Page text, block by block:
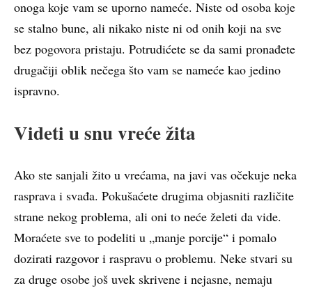
onoga koje vam se uporno nameće. Niste od osoba koje
se stalno bune, ali nikako niste ni od onih koji na sve
bez pogovora pristaju. Potrudićete se da sami pronađete
drugačiji oblik nečega što vam se nameće kao jedino
ispravno.
Videti u snu vreće žita
Ako ste sanjali žito u vrećama, na javi vas očekuje neka
rasprava i svađa. Pokušaćete drugima objasniti različite
strane nekog problema, ali oni to neće želeti da vide.
Moraćete sve to podeliti u „manje porcije“ i pomalo
dozirati razgovor i raspravu o problemu. Neke stvari su
za druge osobe još uvek skrivene i nejasne, nemaju